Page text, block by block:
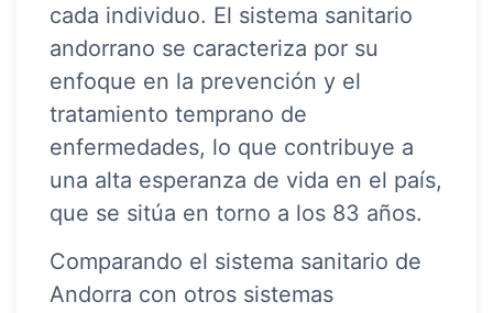
cada individuo. El sistema sanitario
andorrano se caracteriza por su
enfoque en la prevención y el
tratamiento temprano de
enfermedades, lo que contribuye a
una alta esperanza de vida en el país,
que se sitúa en torno a los 83 años.
Comparando el sistema sanitario de
Andorra con otros sistemas